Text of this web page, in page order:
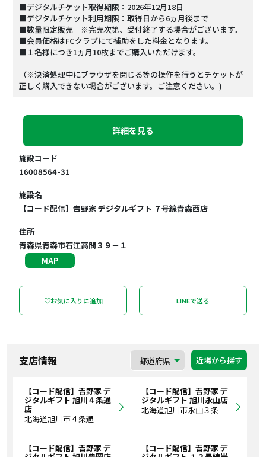
■デジタルチケット取得期限：2026年12月18日
■デジタルチケット利用期限：取得日から6ヵ月後まで
■数量限定販売 ※完売次第、受付終了する場合がございます。
■会員価格はFCクラブにて補助をした料金となります。
■１名様につき1ヵ月10枚までご購入いただけます。
（※決済処理中にブラウザを閉じる等の操作を行うとチケットが
正しく購入できない場合がございます。ご注意ください。)
詳細を見る
施設コード
16008564-31
施設名
【コード配信】𠮷野家 デジタルギフト ７号線青森西店
住所
青森県青森市石江高間３９－１
MAP
♡お気に入りに追加 LINEで送る
支店情報 近場から探す
【コード配信】𠮷野家 デ
ジタルギフト 旭川４条通
店
北海道旭川市４条通
【コード配信】𠮷野家 デ
ジタルギフト 旭川永山店
北海道旭川市永山３条
【コード配信】𠮷野家 デ 【コード配信】𠮷野家 デ